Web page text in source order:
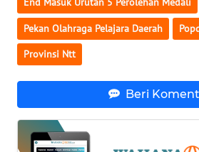
Pekan Olahraga Pelajara Daerah
Provinsi Ntt
Beri
BABEL
WN
SUMBAR
WN
SUMSEL